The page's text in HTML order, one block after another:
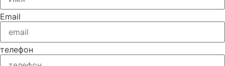
Email
телефон